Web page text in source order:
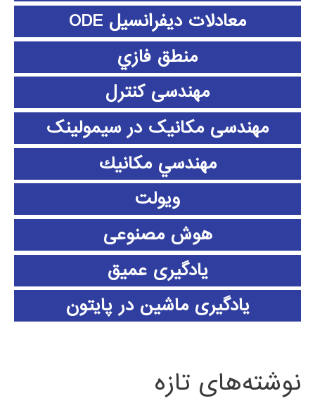
معادلات دیفرانسیل ODE
منطق فازي
مهندسی کنترل
مهندسی مکانیک در سیمولینک
مهندسي مكانيك
ویولت
هوش مصنوعی
یادگیری عمیق
یادگیری ماشین در پایتون
نوشته‌های تازه